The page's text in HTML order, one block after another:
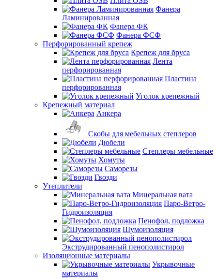
Фанера
Ламинированная
Фанера ФК
Фанера ФСФ
Перфорированный крепеж
Крепеж для бруса
Лента
перфорированная
Пластина
перфорированная
Уголок крепежный
Крепежный материал
Анкера
Скобы для мебельных степлеров
Дюбели
Степлеры мебельные
Хомуты
Саморезы
Гвозди
Утеплители
Минеральная вата
Паро-Ветро-
Гидроизоляция
Пенофол, подложка
Шумоизоляция
Экструдированный пенополистирол
Изоляционные материалы
Укрывочные
материалы